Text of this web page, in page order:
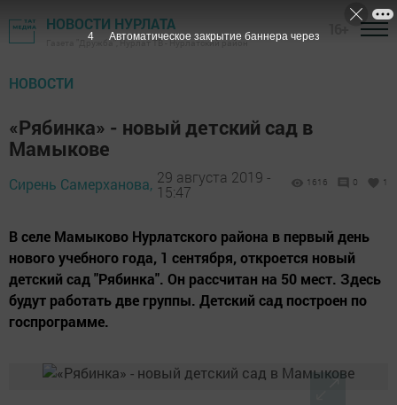
НОВОСТИ НУРЛАТА
Газета "Дружба", Нурлат ТВ - Нурлатский район
НОВОСТИ
«Рябинка» - новый детский сад в
Мамыкове
Сирень Самерханова, 29 августа 2019 -
15:47
1616 0 1
В селе Мамыково Нурлатского района в первый день
нового учебного года, 1 сентября, откроется новый
детский сад "Рябинка". Он рассчитан на 50 мест. Здесь
будут работать две группы. Детский сад построен по
госпрограмме.
3 Автоматическое закрытие баннера через